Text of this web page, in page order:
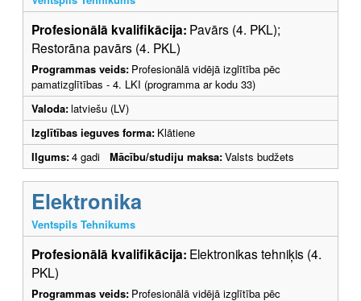
Profesionālā kvalifikācija: Pavārs (4. PKL);
Restorāna pavārs (4. PKL)
Programmas veids: Profesionālā vidējā izglītība pēc
pamatizglītības - 4. LKI (programma ar kodu 33)
Valoda:latviešu (LV)
Izglītības ieguves forma: Klātiene
Ilgums:4 gadi Mācību/studiju maksa:Valsts budžets
Elektronika
Ventspils Tehnikums
Profesionālā kvalifikācija: Elektronikas tehniķis (4.
PKL)
Programmas veids: Profesionālā vidējā izglītība pēc